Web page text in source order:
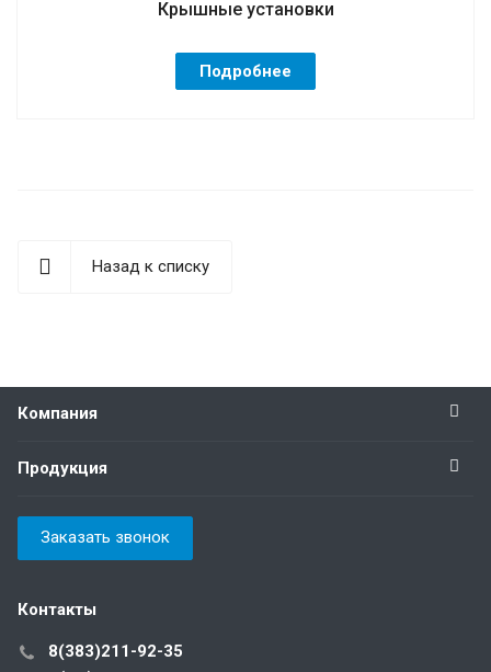
Крышные установки
Подробнее
Назад к списку
Компания
Продукция
Заказать звонок
Контакты
8(383)211-92-35